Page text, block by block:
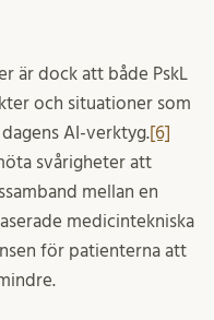
är dock att både PskL
och situationer som
AI-verktyg.[6]
svårigheter att
mellan en
medicintekniska
för patienterna att